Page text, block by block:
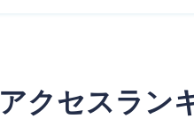
アクセスラン